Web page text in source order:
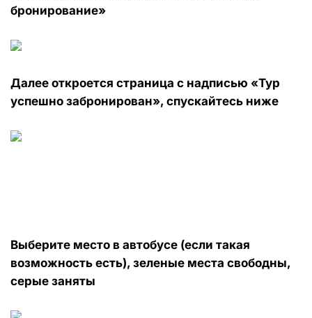
бронирование»
Далее откроется страница с надписью «Тур
успешно забронирован», спускайтесь ниже
Выберите место в автобусе (если такая
возможность есть), зеленые места свободны,
серые заняты